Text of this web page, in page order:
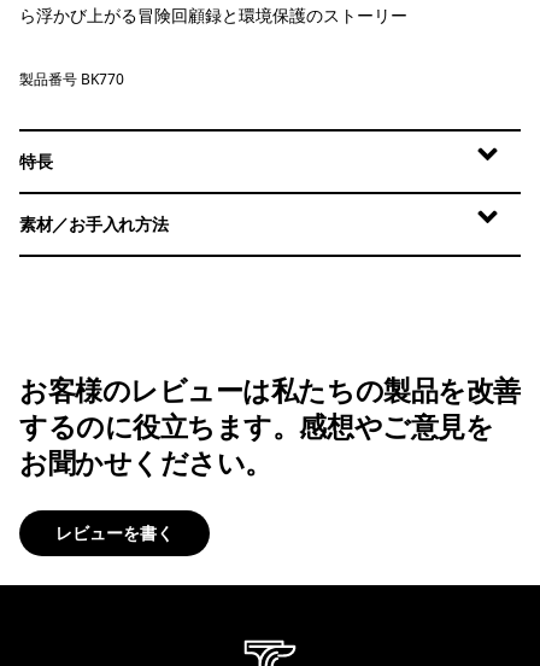
ら浮かび上がる冒険回顧録と環境保護のストーリー
製品番号 BK770
特長
素材／お手入れ方法
お客様のレビューは私たちの製品を改善
するのに役立ちます。感想やご意見を
お聞かせください。
レビューを書く